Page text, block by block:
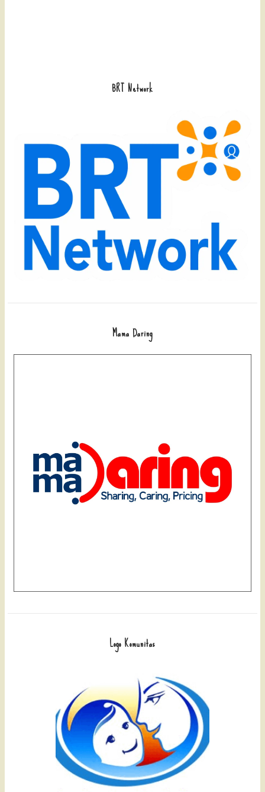
BRT Network
Mama Daring
Logo Komunitas